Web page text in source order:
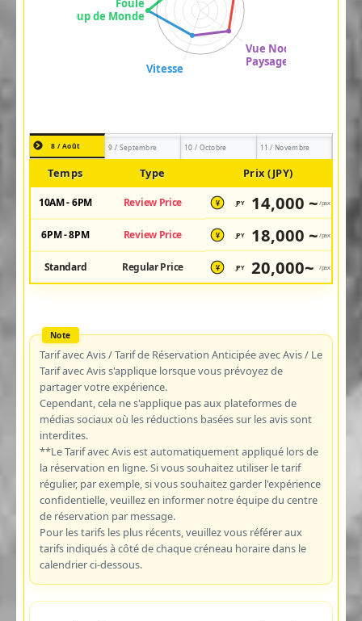
8 / Août 9 / Septembre 10 / Octobre 11 / Novembre
Temps Type Prix (JPY)
10AM - 6PM Review Price ¥ JPY 14,000 ~ /pax
6PM - 8PM Review Price ¥ JPY 18,000 ~ /pax
Standard Regular Price ¥ JPY 20,000~ /pax
Tarif avec Avis / Tarif de Réservation Anticipée avec Avis / Le
Tarif avec Avis s'applique lorsque vous prévoyez de
partager votre expérience.
Cependant, cela ne s'applique pas aux plateformes de
médias sociaux où les réductions basées sur les avis sont
interdites.
**Le Tarif avec Avis est automatiquement appliqué lors de
la réservation en ligne. Si vous souhaitez utiliser le tarif
régulier, par exemple, si vous souhaitez garder l'expérience
confidentielle, veuillez en informer notre équipe du centre
de réservation par message.
Pour les tarifs les plus récents, veuillez vous référer aux
tarifs indiqués à côté de chaque créneau horaire dans le
calendrier ci-dessous.